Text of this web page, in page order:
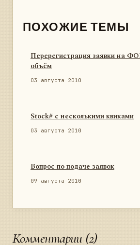
ПОХОЖИЕ ТЕМЫ
Перерегистрация заявки на
объём
03 августа 2010
Stock# с несколькими квиками
03 августа 2010
Вопрос по подаче заявок
09 августа 2010
Комментарии (2)